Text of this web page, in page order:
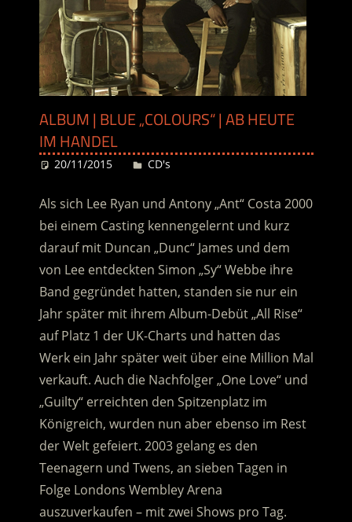
ALBUM | BLUE „COLOURS“ | AB HEUTE
IM HANDEL
20/11/2015 Desiree
CD's
Als sich Lee Ryan und Antony „Ant“ Costa 2000
bei einem Casting kennengelernt und kurz
darauf mit Duncan „Dunc“ James und dem
von Lee entdeckten Simon „Sy“ Webbe ihre
Band gegründet hatten, standen sie nur ein
Jahr später mit ihrem Album-Debüt „All Rise“
auf Platz 1 der UK-Charts und hatten das
Werk ein Jahr später weit über eine Million Mal
verkauft. Auch die Nachfolger „One Love“ und
„Guilty“ erreichten den Spitzenplatz im
Königreich, wurden nun aber ebenso im Rest
der Welt gefeiert. 2003 gelang es den
Teenagern und Twens, an sieben Tagen in
Folge Londons Wembley Arena
auszuverkaufen – mit zwei Shows pro Tag.